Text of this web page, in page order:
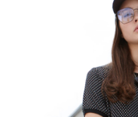
1.本服務由台灣大哥大提供，台灣大
2.付款方式選擇「大哥付你分期」，
流程，驗證手機門號後，選擇欲分期
3.實際核准額度、可分期數及費用金
4.訂單成立30分鐘內，如未前往確認
消。如遇「轉專審核」未通過狀況，
1.分期款項不併入電信帳單，「大哥
AFTEE先享後付是「在收到商品之後
１．簡單：不需註冊會員、不需綁卡
２．便利：只要手機號碼，簡訊認證，
３．安心：先確認商品／服務後，再
【「AFTEE先享後付」結帳流程】
每筆NT$120，滿NT$2,000(含以